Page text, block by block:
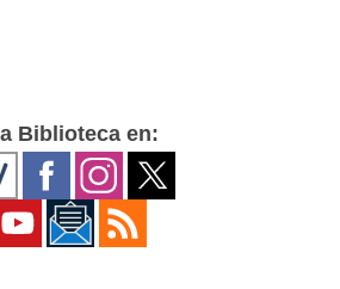
Biblioteca en: